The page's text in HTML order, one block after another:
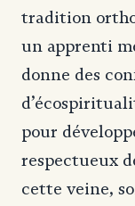
tradition
un apprenti
donne des
pour
respectueux
cette veine,